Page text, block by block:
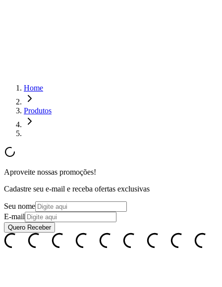
Home
Produtos
Aproveite nossas promoções!
Cadastre seu e-mail e receba ofertas exclusivas
Seu nome
E-mail
Quero Receber